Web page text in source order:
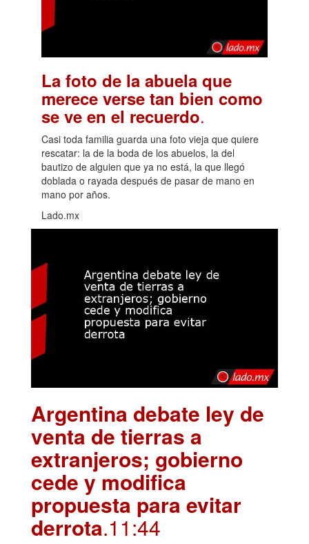
La foto de la abuela que
merece verse tan bien como
se ve en el recuerdo.
Casi toda familia guarda una foto vieja que quiere
rescatar: la de la boda de los abuelos, la del
bautizo de alguien que ya no está, la que llegó
doblada o rayada después de pasar de mano en
mano por años.
Lado.mx
Argentina debate ley de
venta de tierras a
extranjeros; gobierno
cede y modifica
propuesta para evitar
derrota.11:44